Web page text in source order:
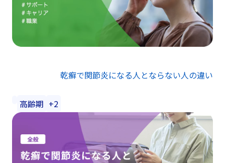
乾癬で関節炎になる人とならない人の違い
高齢期 +2